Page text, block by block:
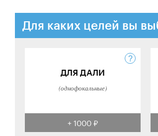
Для каких целей вы
ДЛЯ ДАЛИ
(однофокальные)
+ 1000 ₽